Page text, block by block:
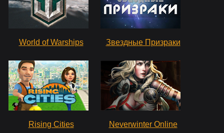
World of Warships Звездные Призраки
Rising Cities Neverwinter Online